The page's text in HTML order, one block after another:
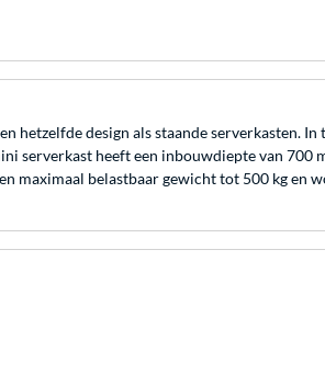
hetzelfde design als staande serverkasten.
serverkast heeft een inbouwdiepte van 700
maximaal belastbaar gewicht tot 500 kg en